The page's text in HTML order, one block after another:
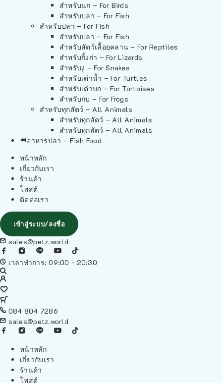
สำหรับนก – For Birds
สำหรับปลา – For Fish
สำหรับปลา – For Fish
สำหรับปลา – For Fish
สำหรับสัตว์เลื้อยคลาน – For Reptiles
สำหรับกิ้งก่า – For Lizards
สำหรับงู – For Snakes
สำหรับเต่าน้ำ – For Turtles
สำหรับเต่าบก – For Tortoises
สำหรับกบ – For Frogs
สำหรับทุกสัตว์ – All Animals
สำหรับทุกสัตว์ – All Animals
สำหรับทุกสัตว์ – All Animals
อาหารปลา – Fish Food
หน้าหลัก
เกี่ยวกับเรา
ร้านค้า
โพสต์
ติดต่อเรา
เข้าสู่ระบบ/ลงชื่อ
sales@petz.world
เวลาทำการ: 09:00 - 20:30
084 804 7286
sales@petz.world
หน้าหลัก
เกี่ยวกับเรา
ร้านค้า
โพสต์